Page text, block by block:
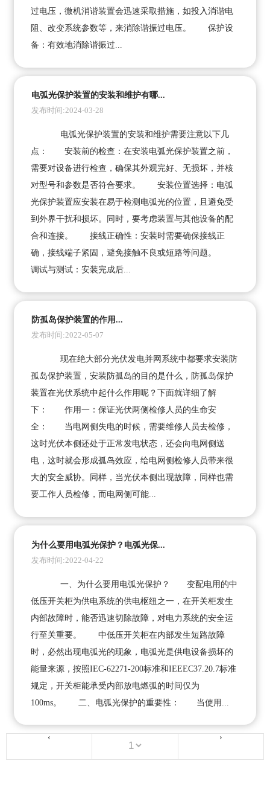
过电压，微机消谐装置会迅速采取措施，如投入消谐电
阻、改变系统参数等，来消除谐振过电压。 保护设
备：有效地消除谐振过...
电弧光保护装置的安装和维护有哪...
发布时间:2024-03-28
电弧光保护装置的安装和维护需要注意以下几
点： 安装前的检查：在安装电弧光保护装置之前，
需要对设备进行检查，确保其外观完好、无损坏，并核
对型号和参数是否符合要求。 安装位置选择：电弧
光保护装置应安装在易于检测电弧光的位置，且避免受
到外界干扰和损坏。同时，要考虑装置与其他设备的配
合和连接。 接线正确性：安装时需要确保接线正
确，接线端子紧固，避免接触不良或短路等问题。
调试与测试：安装完成后...
防孤岛保护装置的作用...
发布时间:2022-05-07
现在绝大部分光伏发电并网系统中都要求安装防
孤岛保护装置，安装防孤岛的目的是什么，防孤岛保护
装置在光伏系统中起什么作用呢？下面就详细了解
下： 作用一：保证光伏两侧检修人员的生命安
全： 当电网侧失电的时候，需要维修人员去检修，
这时光伏本侧还处于正常发电状态，还会向电网侧送
电，这时就会形成孤岛效应，给电网侧检修人员带来很
大的安全威协。同样，当光伏本侧出现故障，同样也需
要工作人员检修，而电网侧可能...
为什么要用电弧光保护？电弧光保...
发布时间:2022-04-22
一、为什么要用电弧光保护？ 变配电用的中
低压开关柜为供电系统的供电枢纽之一，在开关柜发生
内部故障时，能否迅速切除故障，对电力系统的安全运
行至关重要。 中低压开关柜在内部发生短路故障
时，必然出现电弧光的现象，电弧光是供电设备损坏的
能量来源，按照IEC-62271-200标准和IEEEC37.20.7标准
规定，开关柜能承受内部放电燃弧的时间仅为
100ms。 二、电弧光保护的重要性： 当使用...
‹ ›